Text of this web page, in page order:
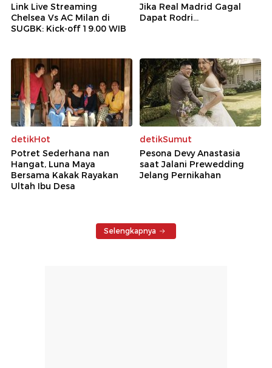
Link Live Streaming
Chelsea Vs AC Milan di
SUGBK: Kick-off 19.00 WIB
Jika Real Madrid Gagal
Dapat Rodri...
detikHot
Potret Sederhana nan
Hangat, Luna Maya
Bersama Kakak Rayakan
Ultah Ibu Desa
detikSumut
Pesona Devy Anastasia
saat Jalani Prewedding
Jelang Pernikahan
Selengkapnya